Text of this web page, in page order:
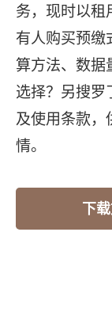
务，现时以租
有人购买预缴
算方法、数据
选择？另搜罗
及使用条款，
情。
下